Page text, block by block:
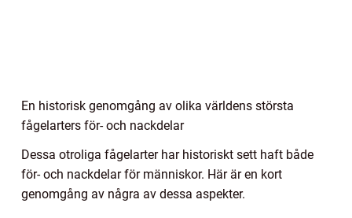
En historisk genomgång av olika världens största
fågelarters för- och nackdelar
Dessa otroliga fågelarter har historiskt sett haft både
för- och nackdelar för människor. Här är en kort
genomgång av några av dessa aspekter.